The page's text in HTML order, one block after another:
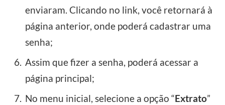
enviaram. Clicando no link, você retornará à
página anterior, onde poderá cadastrar uma
senha;
Assim que fizer a senha, poderá acessar a
página principal;
No menu inicial, selecione a opção “Extrato”